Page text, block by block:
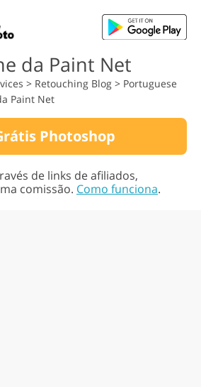
da Paint Net
> Retouching Blog > Portuguese
Paint Net
Photoshop
de links de afiliados,
comissão. Como funciona.